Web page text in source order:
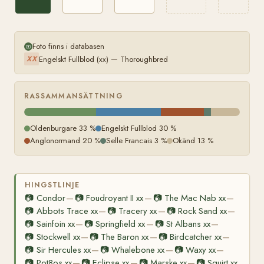
Foto finns i databasen
XX Engelskt Fullblod (xx) — Thoroughbred
RASSAMMANSÄTTNING
Oldenburgare 33 % Engelskt Fullblod 30 %
Anglonormand 20 % Selle Francais 3 % Okänd 13 %
HINGSTLINJE
📷 Condor— 📷Foudroyant II xx— 📷 The Mac Nab xx—
📷 Abbots Trace xx— 📷 Tracery xx— 📷 Rock Sand xx—
📷 Sainfoin xx— 📷Springfield xx— 📷 St Albans xx—
📷 Stockwell xx— 📷 The Baron xx— 📷 Birdcatcher xx—
📷 Sir Hercules xx— 📷Whalebone xx— 📷 Waxy xx—